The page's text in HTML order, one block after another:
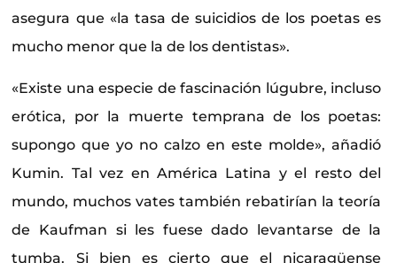
asegura que «la tasa de suicidios de los poetas es
mucho menor que la de los dentistas».
«Existe una especie de fascinación lúgubre, incluso
erótica, por la muerte temprana de los poetas:
supongo que yo no calzo en este molde», añadió
Kumin. Tal vez en América Latina y el resto del
mundo, muchos vates también rebatirían la teoría
de Kaufman si les fuese dado levantarse de la
tumba. Si bien es cierto que el nicaragüense